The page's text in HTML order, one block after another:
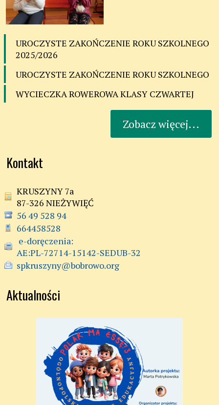
UROCZYSTE ZAKOŃCZENIE ROKU SZKOLNEGO
2025/2026
UROCZYSTE ZAKOŃCZENIE ROKU SZKOLNEGO
WYCIECZKA ROWEROWA KLASY CZWARTEJ
Zobacz więcej...
Kontakt
KRUSZYNY 7a
87-326 NIEŻYWIĘĆ
56 49 528 94
664458528
AE:PL-72714-15142-SEDUB-32
spkruszyny@bobrowo.org
Aktualności